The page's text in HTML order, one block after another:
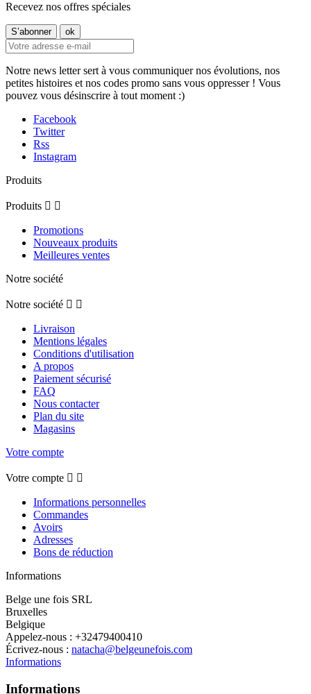
Recevez nos offres spéciales
Notre news letter sert à vous communiquer nos évolutions, nos
petites histoires et nos codes promo sans vous oppresser ! Vous
pouvez vous désinscrire à tout moment :)
Facebook
Twitter
Rss
Instagram
Produits
Produits  
Promotions
Nouveaux produits
Meilleures ventes
Notre société
Notre société  
Livraison
Mentions légales
Conditions d'utilisation
A propos
Paiement sécurisé
FAQ
Nous contacter
Plan du site
Magasins
Votre compte
Votre compte  
Informations personnelles
Commandes
Avoirs
Adresses
Bons de réduction
Informations
Belge une fois SRL
Bruxelles
Belgique
Appelez-nous : +32479400410
Écrivez-nous : natacha@belgeunefois.com
Informations
Informations